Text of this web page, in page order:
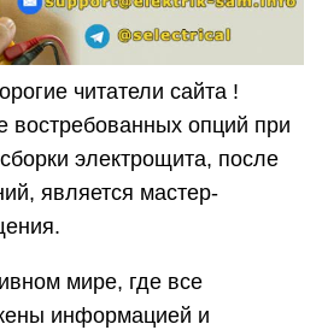
читатели сайта !
востребованных опций при
электрощита, после
является мастер-
мире, где все
информацией и